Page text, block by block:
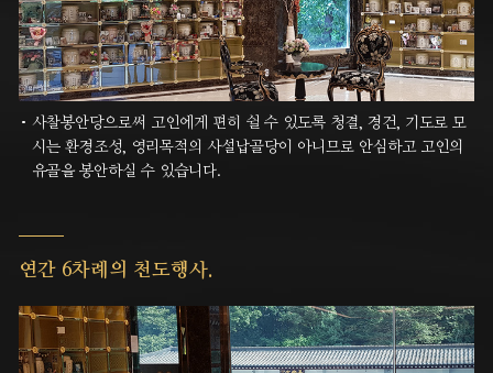
사찰봉안당으로써 고인에게 편히 쉴 수 있도록 청결, 경건, 기도로 모
시는 환경조성, 영리목적의 사설납골당이 아니므로 안심하고 고인의
유골을 봉안하실 수 있습니다.
연간 6차례의 천도행사.